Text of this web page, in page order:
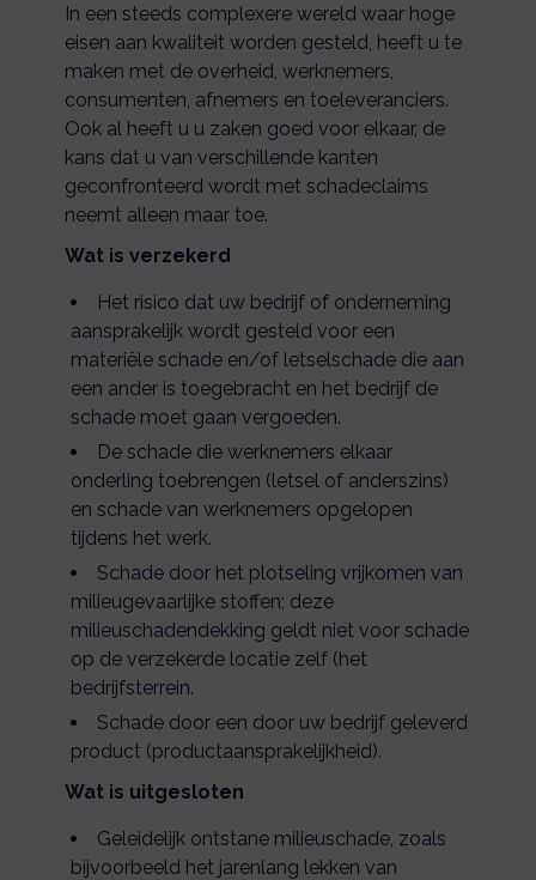
In een steeds complexere wereld waar hoge
eisen aan kwaliteit worden gesteld, heeft u te
maken met de overheid, werknemers,
consumenten, afnemers en toeleveranciers.
Ook al heeft u u zaken goed voor elkaar, de
kans dat u van verschillende kanten
geconfronteerd wordt met schadeclaims
neemt alleen maar toe.
Wat is verzekerd
Het risico dat uw bedrijf of onderneming
aansprakelijk wordt gesteld voor een
materiële schade en/of letselschade die aan
een ander is toegebracht en het bedrijf de
schade moet gaan vergoeden.
De schade die werknemers elkaar
onderling toebrengen (letsel of anderszins)
en schade van werknemers opgelopen
tijdens het werk.
Schade door het plotseling vrijkomen van
milieugevaarlijke stoffen; deze
milieuschadendekking geldt niet voor schade
op de verzekerde locatie zelf (het
bedrijfsterrein.
Schade door een door uw bedrijf geleverd
product (productaansprakelijkheid).
Wat is uitgesloten
Geleidelijk ontstane milieuschade, zoals
bijvoorbeeld het jarenlang lekken van